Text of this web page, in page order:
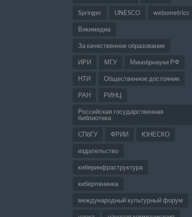
Springer UNESCO webometrics
Викимедиа
За качественное образование
ИРИ МГУ Минобрнауки РФ
НТИ Общественное достояние
РАН РИНЦ
Российская государственная
библиотека
СПбГУ ФРИИ ЮНЕСКО
издательство
киберинфраструктура
киберленинка
международный культурный форум